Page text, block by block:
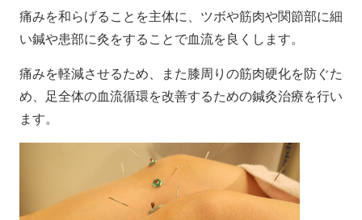
痛みを和らげることを主体に、ツボや筋肉や関節部に細
い鍼や患部に灸をすることで血流を良くします。
痛みを軽減させるため、また膝周りの筋肉硬化を防ぐた
め、足全体の血流循環を改善するための鍼灸治療を行い
ます。